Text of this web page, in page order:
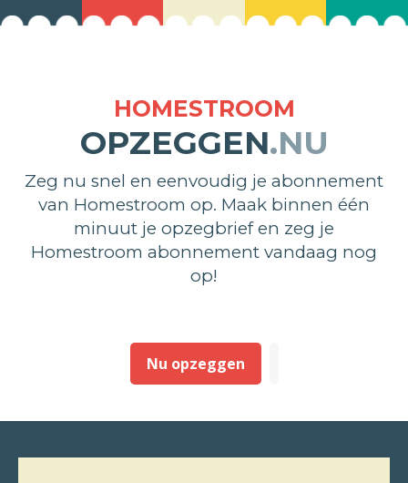
HOMESTROOM
OPZEGGEN.NU
Zeg nu snel en eenvoudig je abonnement
van Homestroom op. Maak binnen één
minuut je opzegbrief en zeg je
Homestroom abonnement vandaag nog
op!
Nu opzeggen